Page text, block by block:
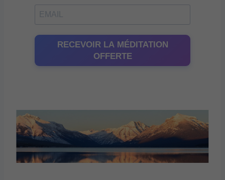
RECEVOIR LA MÉDITATION
OFFERTE